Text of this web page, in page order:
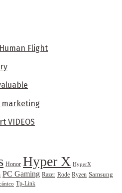
Flight
marketing
VIDEOS
Honor Hyper X HyperX
PC Gaming Razer Rode Ryzen Samsung
Tp-Link